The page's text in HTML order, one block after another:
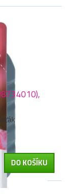
DO KOŠÍKU